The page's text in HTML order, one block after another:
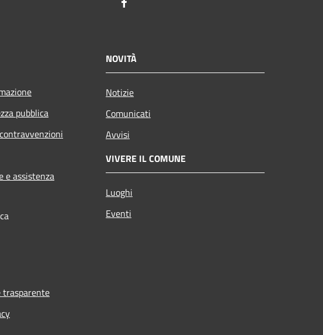
pubblica
e assistenza
NOVITÀ
Notizie
Comunicati
Avvisi
VIVERE IL COMUNE
Luoghi
Eventi